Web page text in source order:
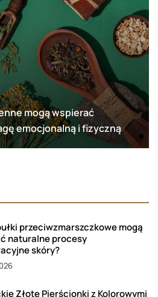
mogą wspierać
emocjonalną i fizyczną
przeciwzmarszczkowe mogą
naturalne procesy
skóry?
Złote Pierścionki z Kolorowymi